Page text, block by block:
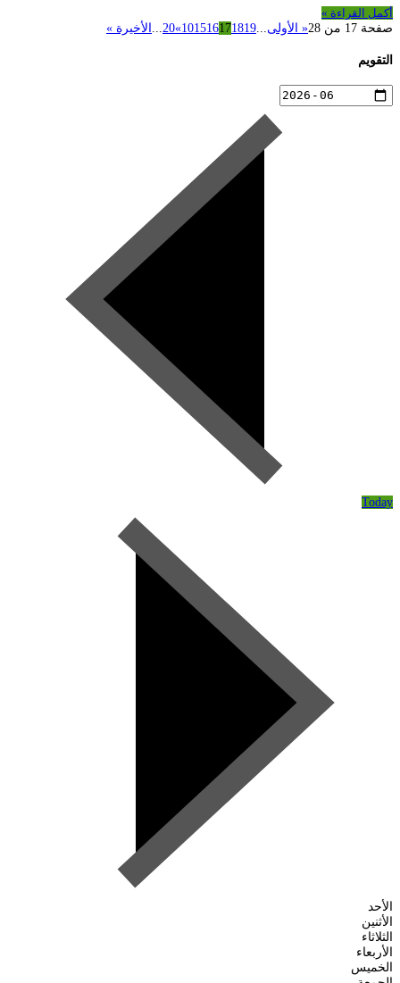
أكمل القراءة »
صفحة 17 من 28
« الأولى...
101516171819
»
20
... الأخيرة »
التقويم
Today
الأحد
الأثنين
الثلاثاء
الأربعاء
الخميس